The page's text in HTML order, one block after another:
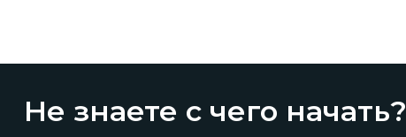
Не знаете с чего начать?